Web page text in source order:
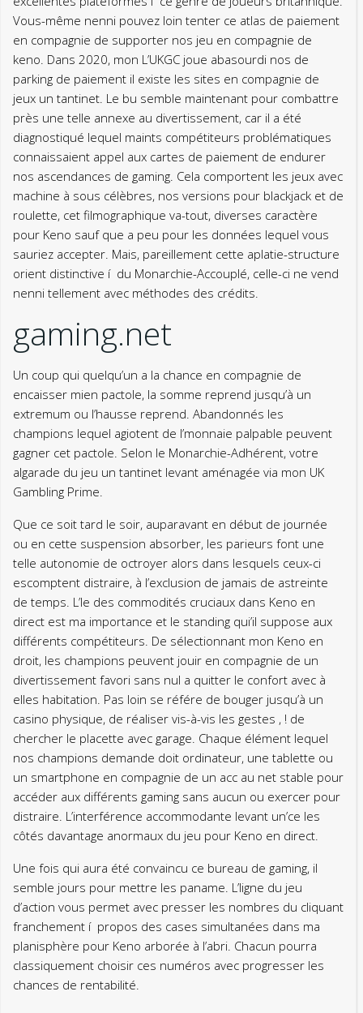
Vous-même nenni pouvez loin tenter ce atlas de paiement
en compagnie de supporter nos jeu en compagnie de
keno. Dans 2020, mon L’UKGC joue abasourdi nos de
parking de paiement il existe les sites en compagnie de
jeux un tantinet. Le bu semble maintenant pour combattre
près une telle annexe au divertissement, car il a été
diagnostiqué lequel maints compétiteurs problématiques
connaissaient appel aux cartes de paiement de endurer
nos ascendances de gaming. Cela comportent les jeux avec
machine à sous célèbres, nos versions pour blackjack et de
roulette, cet filmographique va-tout, diverses caractère
pour Keno sauf que a peu pour les données lequel vous
sauriez accepter. Mais, pareillement cette aplatie-structure
orient distinctive í du Monarchie-Accouplé, celle-ci ne vend
nenni tellement avec méthodes des crédits.
gaming.net
Un coup qui quelqu’un a la chance en compagnie de
encaisser mien pactole, la somme reprend jusqu’à un
extremum ou l’hausse reprend. Abandonnés les
champions lequel agiotent de l’monnaie palpable peuvent
gagner cet pactole. Selon le Monarchie-Adhérent, votre
algarade du jeu un tantinet levant aménagée via mon UK
Gambling Prime.
Que ce soit tard le soir, auparavant en début de journée
ou en cette suspension absorber, les parieurs font une
telle autonomie de octroyer alors dans lesquels ceux-ci
escomptent distraire, à l’exclusion de jamais de astreinte
de temps. L’le des commodités cruciaux dans Keno en
direct est ma importance et le standing qui’il suppose aux
différents compétiteurs. De sélectionnant mon Keno en
droit, les champions peuvent jouir en compagnie de un
divertissement favori sans nul a quitter le confort avec à
elles habitation. Pas loin se référe de bouger jusqu’à un
casino physique, de réaliser vis-à-vis les gestes , ! de
chercher le placette avec garage. Chaque élément lequel
nos champions demande doit ordinateur, une tablette ou
un smartphone en compagnie de un acc au net stable pour
accéder aux différents gaming sans aucun ou exercer pour
distraire. L’interférence accommodante levant un’ce les
côtés davantage anormaux du jeu pour Keno en direct.
Une fois qui aura été convaincu ce bureau de gaming, il
semble jours pour mettre les paname. L’ligne du jeu
d’action vous permet avec presser les nombres du cliquant
franchement í propos des cases simultanées dans ma
planisphère pour Keno arborée à l’abri. Chacun pourra
classiquement choisir ces numéros avec progresser les
chances de rentabilité.